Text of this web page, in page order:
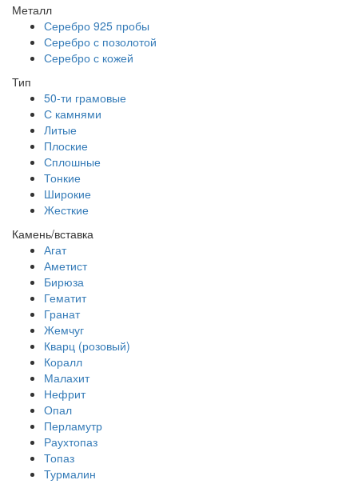
Металл
Серебро 925 пробы
Серебро с позолотой
Серебро с кожей
Тип
50-ти грамовые
С камнями
Литые
Плоские
Сплошные
Тонкие
Широкие
Жесткие
Камень/вставка
Агат
Аметист
Бирюза
Гематит
Гранат
Жемчуг
Кварц (розовый)
Коралл
Малахит
Нефрит
Опал
Перламутр
Раухтопаз
Топаз
Турмалин